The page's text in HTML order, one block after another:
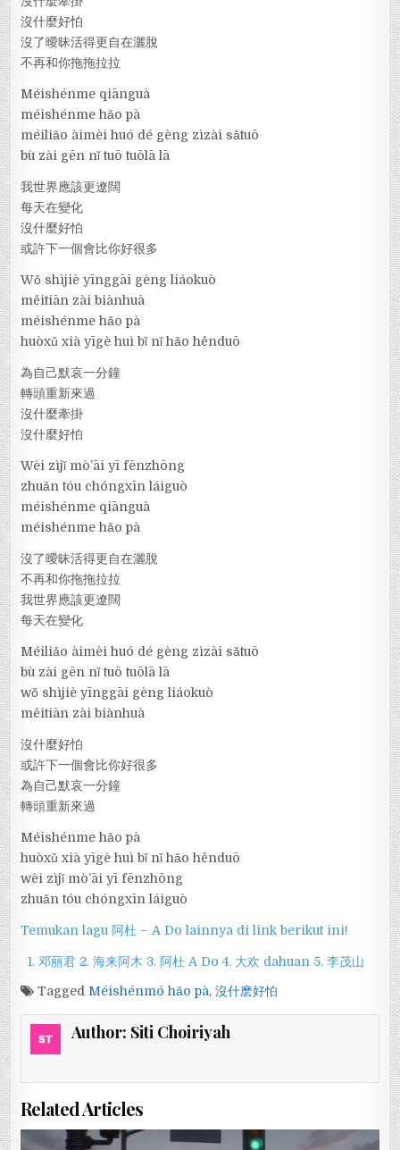
沒什麼好怕
沒了曖昧活得更自在灑脫
不再和你拖拖拉拉
Méishénme qiānguà
méishénme hǎo pà
méiliǎo àimèi huó dé gèng zìzài sǎtuō
bù zài gēn nǐ tuō tuōlā lā
我世界應該更遼闊
每天在變化
沒什麼好怕
或許下一個會比你好很多
Wǒ shìjiè yīnggāi gèng liáokuò
měitiān zài biànhuà
méishénme hǎo pà
huòxǔ xià yīgè huì bǐ nǐ hǎo hěnduō
為自己默哀一分鐘
轉頭重新來過
沒什麼牽掛
沒什麼好怕
Wèi zìjǐ mò’āi yī fēnzhōng
zhuǎn tóu chóngxīn láiguò
méishénme qiānguà
méishénme hǎo pà
沒了曖昧活得更自在灑脫
不再和你拖拖拉拉
我世界應該更遼闊
每天在變化
Méiliǎo àimèi huó dé gèng zìzài sǎtuō
bù zài gēn nǐ tuō tuōlā lā
wǒ shìjiè yīnggāi gèng liáokuò
měitiān zài biànhuà
沒什麼好怕
或許下一個會比你好很多
為自己默哀一分鐘
轉頭重新來過
Méishénme hǎo pà
huòxǔ xià yīgè huì bǐ nǐ hǎo hěnduō
wèi zìjǐ mò’āi yī fēnzhōng
zhuǎn tóu chóngxīn láiguò
Temukan lagu 阿杜 – A Do lainnya di link berikut ini!
1. 邓丽君 2. 海来阿木 3. 阿杜 A Do 4. 大欢 dahuan 5. 李茂山
TaggedMéishénmó hǎo pà,沒什麽好怕
Author: Siti Choiriyah
Related Articles